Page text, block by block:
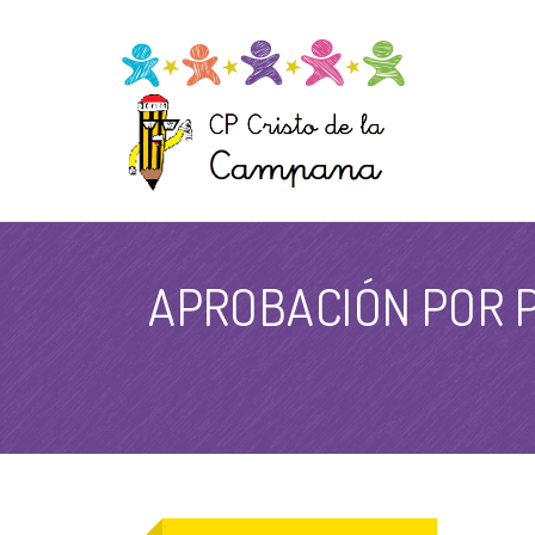
APROBACIÓN POR